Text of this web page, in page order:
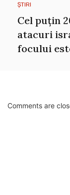
ȘTIRI
Cel puțin
atacuri
focului
Comments are